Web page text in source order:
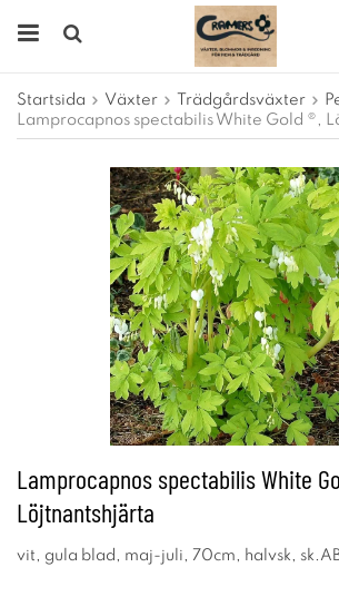
Startsida Växter Trädgårdsväxter
Lamprocapnos spectabilis White Gold ®,
Lamprocapnos spectabilis White
Löjtnantshjärta
vit, gula blad, maj-juli, 70cm, halvsk,